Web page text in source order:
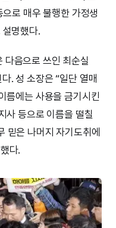
로 매우 불행한 가정생
명했다.
다음으로 쓰인 최순실
. 성 소장은 “일단 열매
름에는 사용을 금기시킨
사 등으로 이름을 떨칠
믿은 나머지 자기도취에
다.